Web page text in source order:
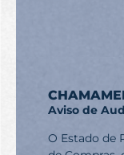
Aviso de
O Estado de